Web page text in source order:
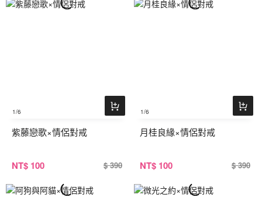
1/6
紫藤戀歌×情侶對戒
NT$ 100 $ 390
1/6
月桂良緣×情侶對戒
NT$ 100 $ 390